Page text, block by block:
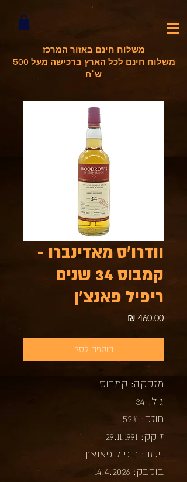
משלוח חינם באזור המרכז
משלוח חינם לכל הארץ ברכישה מעל 500
ש"ח
וודרו'ס מאדינברו -
קמבוס 34 שנים
ריפיל פאנצ'ן
הוספה לסל
מזקקה: קמבוס
גיל: 34
חוזק: 52%
זוקק: 29.11.1991
יישון: ריפיל פאנצ'ן
בוקבק: 14.4.2026